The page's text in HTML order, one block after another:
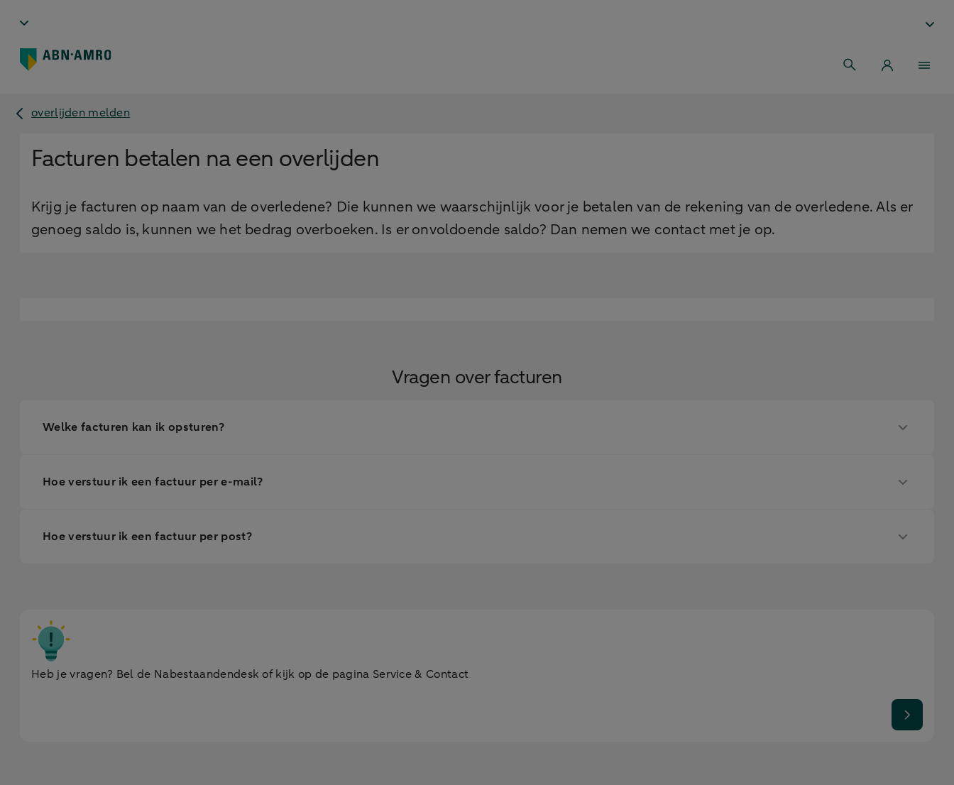
overlijden melden
Facturen betalen na een overlijden
Krijg je facturen op naam van de overledene? Die kunnen we waarschijnlijk voor je betalen van de rekening van de overledene. Als er
genoeg saldo is, kunnen we het bedrag overboeken. Is er onvoldoende saldo? Dan nemen we contact met je op.
Vragen over facturen
Welke facturen kan ik opsturen?
Hoe verstuur ik een factuur per e-mail?
Hoe verstuur ik een factuur per post?
Heb je vragen? Bel de Nabestaandendesk of kijk op de pagina Service & Contact